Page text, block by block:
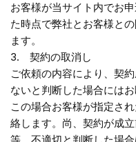
お客様が当サイト内でお
た時点で弊社とお客様と
ます。
3. 契約の取消し
ご依頼の内容により、契
ないと判断した場合には
この場合お客様が指定さ
絡します。尚、契約が成